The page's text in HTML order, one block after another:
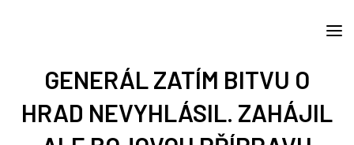
GENERÁL ZATÍM BITVU O
HRAD NEVYHLÁSIL. ZAHÁJIL